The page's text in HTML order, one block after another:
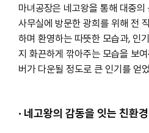
마녀공장은 네고왕을 통해 대중
사무실에 방문한 광희를 위해 전
하며 환영하는 따뜻한 모습과, 인
지 화끈하게 깎아주는 모습을 보
버가 다운될 정도로 큰 인기를 얻
· 네고왕의 감동을 잇는 친환